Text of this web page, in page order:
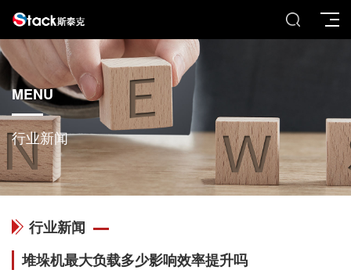
MENU
行业新闻
行业新闻
堆垛机最大负载多少影响效率提升吗